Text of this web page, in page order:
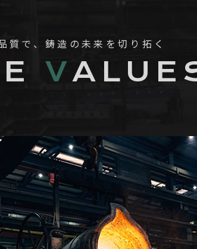
質で、鋳造の未来を切り拓く
V